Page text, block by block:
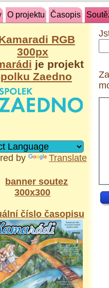
O projektu Časopis
je projekt
Zaedno
by Translate
číslo časopisu